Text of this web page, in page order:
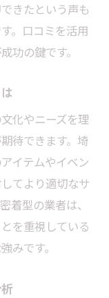
きたという声も
。口コミを活用
功の鍵です。
化やニーズを理
待できます。埼
イテムやイベン
てより適切なサ
着型の業者は、
を重視している
みです。